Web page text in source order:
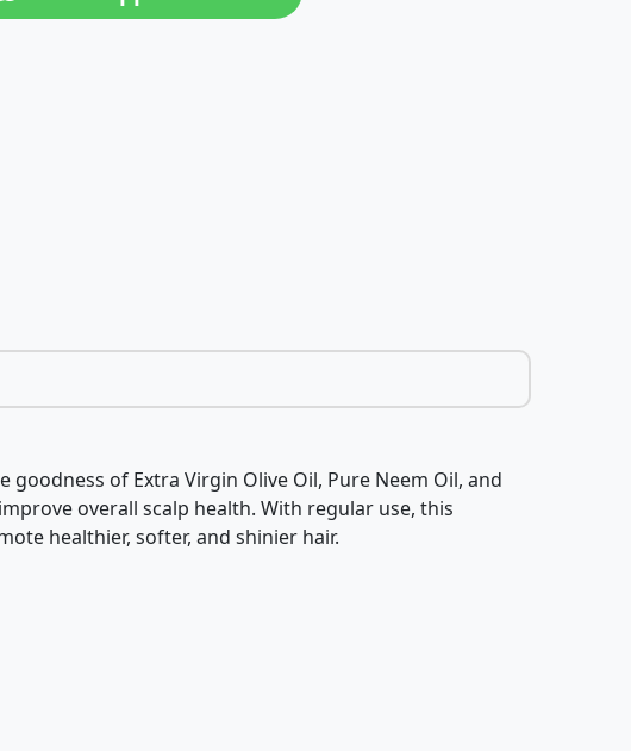
of Extra Virgin Olive Oil, Pure Neem Oil, and
overall scalp health. With regular use, this
healthier, softer, and shinier hair.